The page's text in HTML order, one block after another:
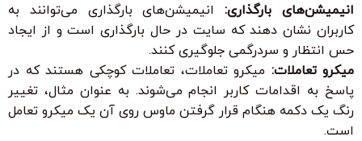
انیمیشن‌های بارگذاری:انیمیشن‌های بارگذاری می‌توانند به
کاربران نشان دهند که سایت در حال بارگذاری است و از ایجاد
حس انتظار و سردرگمی جلوگیری کنند.
میکرو تعاملات: میکرو تعاملات، تعاملات کوچکی هستند که در
پاسخ به اقدامات کاربر انجام می‌شوند. به عنوان مثال، تغییر
رنگ یک دکمه هنگام قرار گرفتن ماوس روی آن یک میکرو تعامل
است.